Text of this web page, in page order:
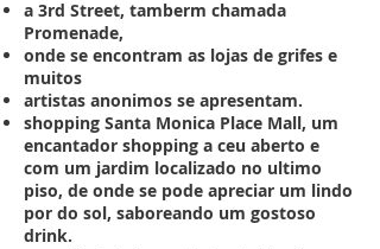
a 3rd Street, tamberm chamada
Promenade,
onde se encontram as lojas de grifes e
muitos
artistas anonimos se apresentam.
shopping Santa Monica Place Mall, um
encantador shopping a ceu aberto e
com um jardim localizado no ultimo
piso, de onde se pode apreciar um lindo
por do sol, saboreando um gostoso
drink.